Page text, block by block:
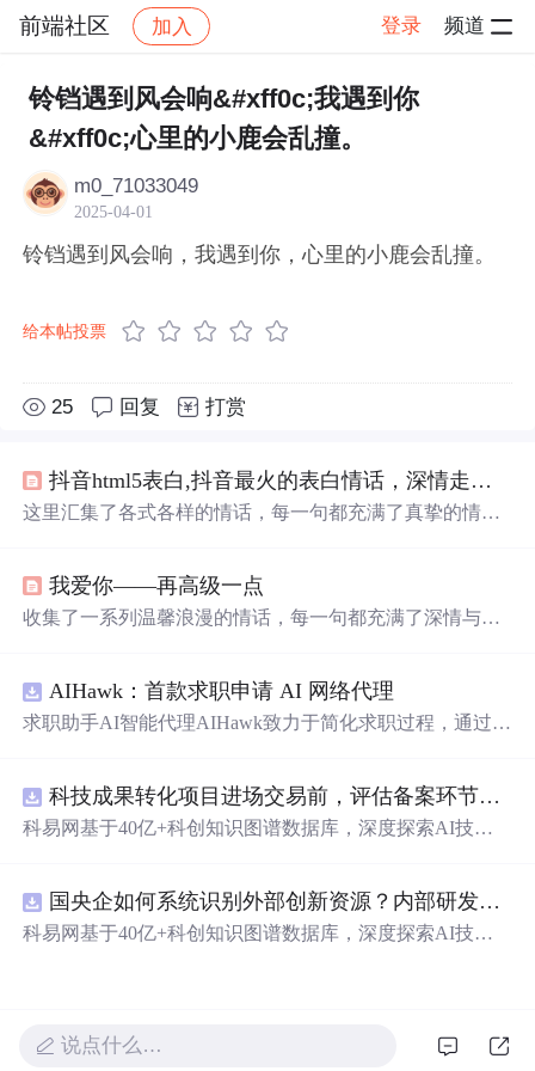
前端社区 加入 登录 频道
社区 前端社区 感慨 帖子详情
铃铛遇到风会响&#xff0c;我遇到你
&#xff0c;心里的小鹿会乱撞。
m0_71033049
2025-04-01
铃铛遇到风会响，我遇到你，心里的小鹿会乱撞。
给本帖投票
25 回复 打赏
抖音html5表白,抖音最火的表白情话，深情走心，恋爱必备
这里汇集了各式各样的情话，每一句都充满了真挚的情
一半深深的爱意。
我爱你——再高级一点
收集了一系列温馨浪漫的情话，每一句都充满了深情与爱
AIHawk：首款求职申请 AI 网络代理
求职助手AI智能代理AIHawk致力于简化求职过程，通过自
科技成果转化项目进场交易前，评估备案环节需要准备哪些材料？.docx
科易网基于40亿+科创知识图谱数据库，深度探索AI技术
新领域的AI+数智化解决方案，推动科技创新与产业创新
智能化发展。
国央企如何系统识别外部创新资源？内部研发体系完善，但对外部高校、中小科技企业技术能力缺乏动态认知。.docx
科易网基于40亿+科创知识图谱数据库，深度探索AI技术
智能化发展。
说点什么…